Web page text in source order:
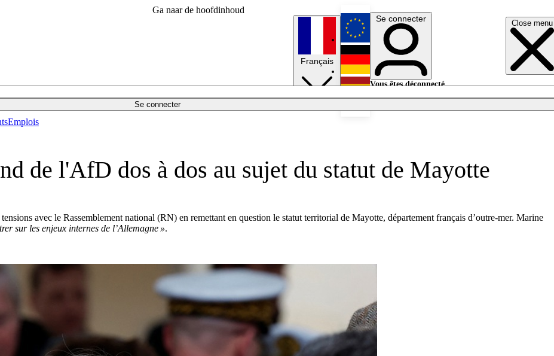
Ga naar de hoofdinhoud
Close menu
Se connecter
Emplois
Français
English
Deutsch
Se connecter
Vous êtes déconnecté.
de l'AfD dos à dos au sujet du statut de Mayotte
avec le Rassemblement national (RN) en remettant en question le statut territorial de Mayotte, département français d’outre-mer. Marine
sur les enjeux internes de l’Allemagne ».